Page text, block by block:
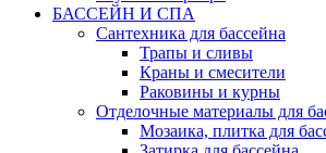
БАССЕЙН И СПА
Сантехника для бассейна
Трапы и сливы
Краны и смесители
Раковины и курны
Отделочные материалы для
Мозаика, плитка для